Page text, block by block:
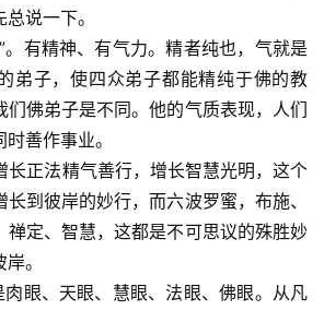
说一下。
。有精神、有气力。精者纯也，气就是
弟子，使四众弟子都能精纯于佛的教
们佛弟子是不同。他的气质表现，人们
善作事业。
长正法精气善行，增长智慧光明，这个
到彼岸的妙行，而六波罗蜜，布施、
禅定、智慧，这都是不可思议的殊胜妙
。
肉眼、天眼、慧眼、法眼、佛眼。从凡